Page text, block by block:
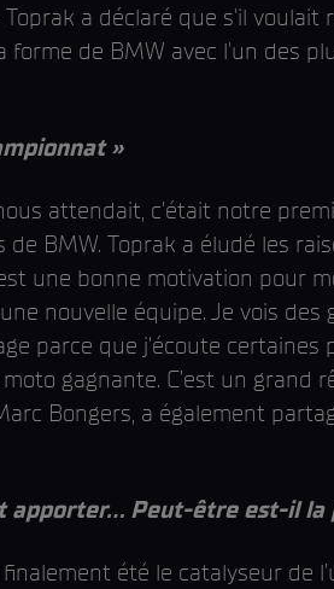
a déclaré que s'il voulait
forme de BMW avec l'un des
»
attendait, c'était notre
BMW. Toprak a éludé les
une bonne motivation pour
nouvelle équipe. Je vois
parce que j'écoute
gagnante. C’est un grand
Bongers, a également
apporter... Peut-être est-il
été le catalyseur de